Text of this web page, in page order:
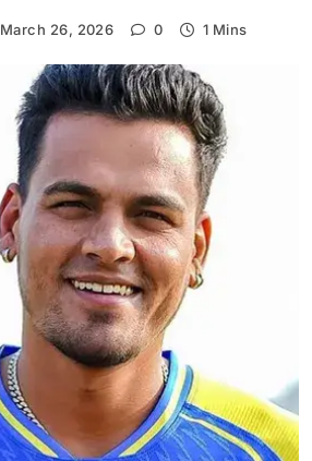
March 26, 2026 0 1 Mins